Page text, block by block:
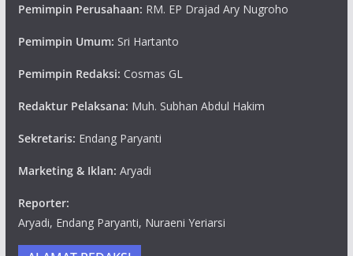
Pemimpin Perusahaan: RM. EP Drajad Ary Nugroho
Pemimpin Umum: Sri Hartanto
Pemimpin Redaksi: Cosmas GL
Redaktur Pelaksana: Muh. Subhan Abdul Hakim
Sekretaris: Endang Paryanti
Marketing & Iklan: Aryadi
Reporter:
Aryadi, Endang Paryanti, Nuraeni Yeriarsi